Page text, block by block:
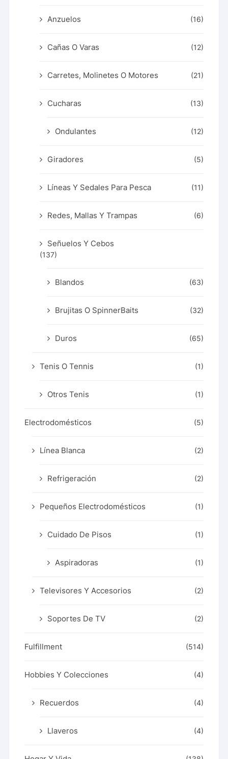
Anzuelos (16)
Cañas O Varas (12)
Carretes, Molinetes O Motores (21)
Cucharas (13)
Ondulantes (12)
Giradores (5)
Líneas Y Sedales Para Pesca (11)
Redes, Mallas Y Trampas (6)
Señuelos Y Cebos
(137)
Blandos (63)
Brujitas O SpinnerBaits (32)
Duros (65)
Tenis O Tennis (1)
Otros Tenis (1)
Electrodomésticos (5)
Línea Blanca (2)
Refrigeración (2)
Pequeños Electrodomésticos (1)
Cuidado De Pisos (1)
Aspiradoras (1)
Televisores Y Accesorios (2)
Soportes De TV (2)
Fulfillment (514)
Hobbies Y Colecciones (4)
Recuerdos (4)
Llaveros (4)